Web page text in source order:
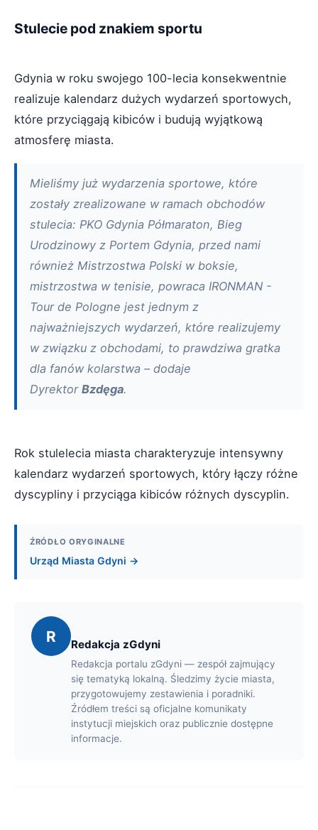
Stulecie pod znakiem sportu
Gdynia w roku swojego 100-lecia konsekwentnie
realizuje kalendarz dużych wydarzeń sportowych,
które przyciągają kibiców i budują wyjątkową
atmosferę miasta.
Mieliśmy już wydarzenia sportowe, które
zostały zrealizowane w ramach obchodów
stulecia: PKO Gdynia Półmaraton, Bieg
Urodzinowy z Portem Gdynia, przed nami
również Mistrzostwa Polski w boksie,
mistrzostwa w tenisie, powraca IRONMAN -
Tour de Pologne jest jednym z
najważniejszych wydarzeń, które realizujemy
w związku z obchodami, to prawdziwa gratka
dla fanów kolarstwa – dodaje
Dyrektor Bzdęga.
Rok stulelecia miasta charakteryzuje intensywny
kalendarz wydarzeń sportowych, który łączy różne
dyscypliny i przyciąga kibiców różnych dyscyplin.
ŹRÓDŁO ORYGINALNE
Urząd Miasta Gdyni →
R Redakcja zGdyni
Redakcja portalu zGdyni — zespół zajmujący
się tematyką lokalną. Śledzimy życie miasta,
przygotowujemy zestawienia i poradniki.
Źródłem treści są oficjalne komunikaty
instytucji miejskich oraz publicznie dostępne
informacje.